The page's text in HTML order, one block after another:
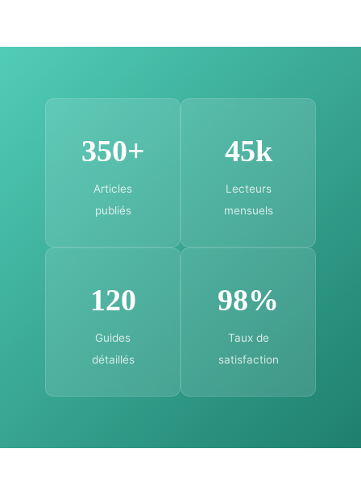
350+
Articles
publiés
45k
Lecteurs
mensuels
120
Guides
détaillés
98%
Taux de
satisfaction